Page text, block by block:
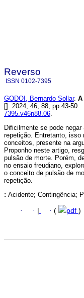
Reverso
ISSN 0102-7395
GODOI, Bernardo Sollar. A
[]. 2024, 46, 88, pp.43-
7395.v46n88.06
Dificilmente se pode
repetição. Entretanto, isso
conceitos, presente na
Proponho neste artigo,
pulsão de morte. Porém,
no ensaio freudiano,
o conceito de pulsão de
repetição.
: Acidente; Contingência;
· · · ( pdf )